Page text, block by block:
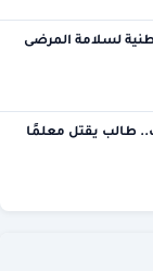
لسلامة المرضى
طالب يقتل معلمًا